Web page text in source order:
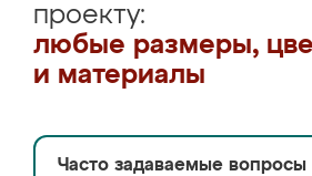
проекту:
любые размеры,
и материалы
Часто задаваемые вопросы